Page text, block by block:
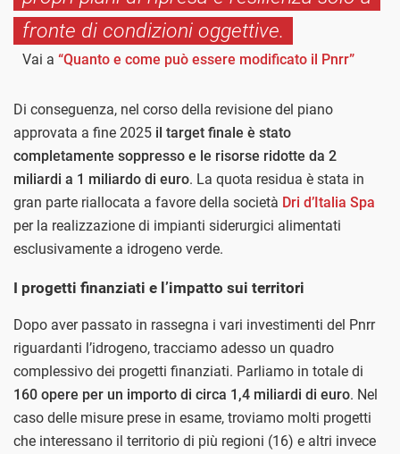
fronte di condizioni oggettive.
Vai a “Quanto e come può essere modificato il Pnrr”
Di conseguenza, nel corso della revisione del piano
approvata a fine 2025 il target finale è stato
completamente soppresso e le risorse ridotte da 2
miliardi a 1 miliardo di euro. La quota residua è stata in
gran parte riallocata a favore della società Dri d’Italia Spa
per la realizzazione di impianti siderurgici alimentati
esclusivamente a idrogeno verde.
I progetti finanziati e l’impatto sui territori
Dopo aver passato in rassegna i vari investimenti del Pnrr
riguardanti l’idrogeno, tracciamo adesso un quadro
complessivo dei progetti finanziati. Parliamo in totale di
160 opere per un importo di circa 1,4 miliardi di euro. Nel
caso delle misure prese in esame, troviamo molti progetti
che interessano il territorio di più regioni (16) e altri invece